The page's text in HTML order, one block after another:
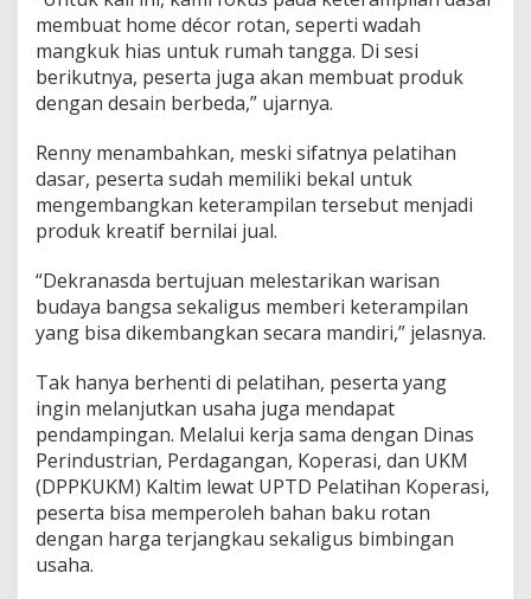
membuat home décor rotan, seperti wadah
mangkuk hias untuk rumah tangga. Di sesi
berikutnya, peserta juga akan membuat produk
dengan desain berbeda,” ujarnya.
Renny menambahkan, meski sifatnya pelatihan
dasar, peserta sudah memiliki bekal untuk
mengembangkan keterampilan tersebut menjadi
produk kreatif bernilai jual.
“Dekranasda bertujuan melestarikan warisan
budaya bangsa sekaligus memberi keterampilan
yang bisa dikembangkan secara mandiri,” jelasnya.
Tak hanya berhenti di pelatihan, peserta yang
ingin melanjutkan usaha juga mendapat
pendampingan. Melalui kerja sama dengan Dinas
Perindustrian, Perdagangan, Koperasi, dan UKM
(DPPKUKM) Kaltim lewat UPTD Pelatihan Koperasi,
peserta bisa memperoleh bahan baku rotan
dengan harga terjangkau sekaligus bimbingan
usaha.